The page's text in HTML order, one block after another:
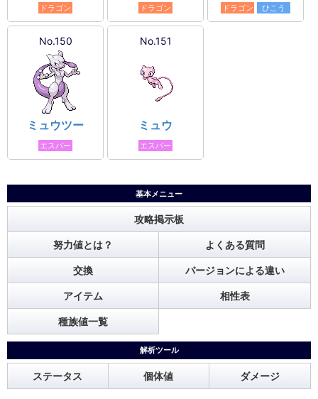
ドラゴン ドラゴン ドラゴン ひこう
No.150
ミュウツー
エスパー
No.151
ミュウ
エスパー
基本メニュー
攻略掲示板
努力値とは？ よくある質問
交換 バージョンによる違い
アイテム 相性表
種族値一覧
解析ツール
ステータス 個体値 ダメージ